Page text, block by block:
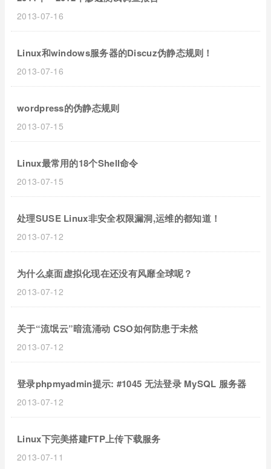
2013-07-16
Linux和windows服务器的Discuz伪静态规则！
2013-07-16
wordpress的伪静态规则
2013-07-15
Linux最常用的18个Shell命令
2013-07-15
处理SUSE Linux非安全权限漏洞,运维的都知道！
2013-07-12
为什么桌面虚拟化现在还没有风靡全球呢？
2013-07-12
关于“流氓云”暗流涌动 CSO如何防患于未然
2013-07-12
登录phpmyadmin提示: #1045 无法登录 MySQL 服务器
2013-07-12
Linux下完美搭建FTP上传下载服务
2013-07-11